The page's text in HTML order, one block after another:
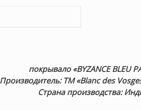
покрывало «BYZANCE BLEU
Производитель: ТМ «Blanc des
Страна производства: